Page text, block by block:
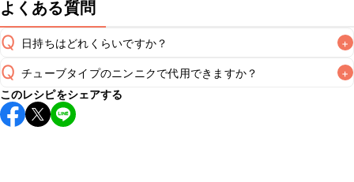
よくある質問
Q 日持ちはどれくらいですか？ +
A
保存期間は冷蔵で翌日中が目安です。なるべくお早めにお召
し上がりください。
※日持ちは目安です。
Q チューブタイプのニンニクで代用できますか？ +
A
チューブタイプのニンニクを使用してもお作りいただけま
す。小さじ1を目安に加え、お好みの風味になるようご調節く
このレシピをシェアする